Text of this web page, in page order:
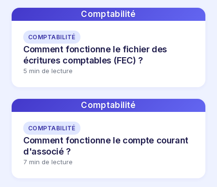
Comptabilité
COMPTABILITÉ
Comment fonctionne le fichier des
écritures comptables (FEC) ?
5 min de lecture
Comptabilité
COMPTABILITÉ
Comment fonctionne le compte courant
d'associé ?
7 min de lecture